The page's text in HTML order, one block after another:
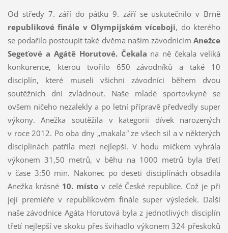
Od středy 7. září do pátku 9. září se uskutečnilo v Brně
republikové finále v Olympijském víceboji, do kterého
se podařilo postoupit také dvěma našim závodnicímAnežce
Segeťové a Agátě Horutové. Čekala na ně čekala veliká
konkurence, kterou tvořilo 650 závodníků a také 10
disciplín, které museli všichni závodníci během dvou
soutěžních dní zvládnout. Naše mladé sportovkyně se
ovšem ničeho nezalekly a po letní přípravě předvedly super
výkony. Anežka soutěžila v kategorii dívek narozených
v roce 2012. Po oba dny „makala"ze všech sil a v některých
disciplínách patřila mezi nejlepší. V hodu míčkem vyhrála
výkonem 31,50 metrů, v běhu na 1000 metrů byla třetí
v čase 3:50 min. Nakonec po deseti disciplínách obsadila
Anežka krásné 10. místov celé České republice. Což je při
její premiéře v republikovém finále super výsledek. Další
naše závodnice Agáta Horutová byla z jednotlivých disciplín
třetí nejlepší ve skoku přes švihadlo výkonem 324 přeskoků